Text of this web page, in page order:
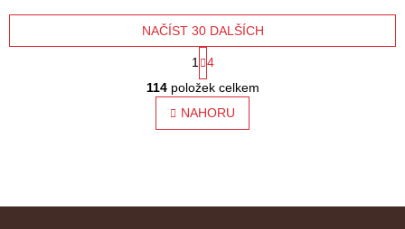
O
v
l
á
NAČÍST 30 DALŠÍCH
S
t
r
k
1
4
114položek celkem
NAHORU
Z